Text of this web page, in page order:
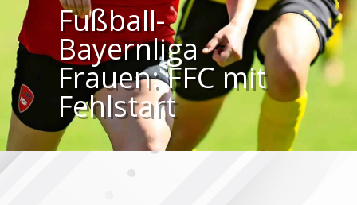
Fußball-
Bayernliga
Frauen: FFC mit
Fehlstart